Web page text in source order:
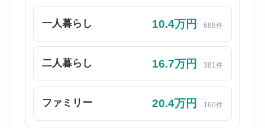
一人暮らし 10.4万円 688件
二人暮らし 16.7万円 381件
ファミリー 20.4万円 160件